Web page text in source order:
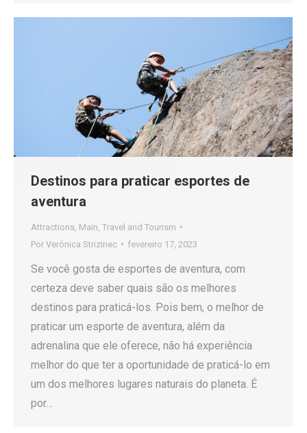
Destinos para praticar esportes de
aventura
Attractions Main Travel and Tourism
Por Verónica Strizinec fevereiro 17, 2023
Se você gosta de esportes de aventura, com
certeza deve saber quais são os melhores
destinos para praticá-los. Pois bem, o melhor de
praticar um esporte de aventura, além da
adrenalina que ele oferece, não há experiência
melhor do que ter a oportunidade de praticá-lo em
um dos melhores lugares naturais do planeta. É
por…